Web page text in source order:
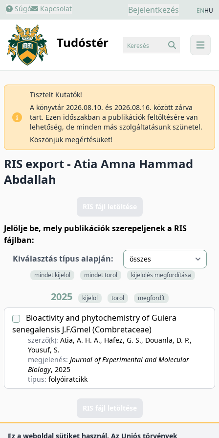
Súgó Kapcsolat Bejelentkezés ENHU
Tudóstér menu
Keresés
Tisztelt Kutatók!
A könyvtár 2026.08.10. és 2026.08.16. között zárva
tart. Ezen időszakban a publikációk feltöltésére van
lehetőség, de minden más szolgáltatásunk szünetel.
Köszönjük megértésüket!
RIS export - Atia Amna Hammad
Abdallah
RIS fájl letöltése
Jelölje be, mely publikációk szerepeljenek a RIS
fájlban:
Kiválasztás típus alapján:
mindet kijelöl mindet töröl kijelölés megfordítása
2025 kijelöl töröl megfordít
Bioactivity and phytochemistry of Guiera
senegalensis J.F.Gmel (Combretaceae)
szerző(k): Atia, A. H. A., Hafez, G. S., Douanla, D. P.,
Yousuf, S.
megjelenés: Journal of Experimental and Molecular
Biology, 2025
típus: folyóiratcikk
RIS fájl letöltése
Ez a weboldal sütiket használ. Az Uniós törvények